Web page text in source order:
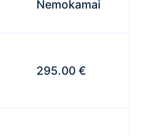
Nemokamai
295.00 €